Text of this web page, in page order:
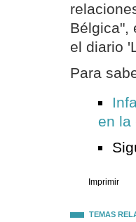
Bélgica",
el diario
Para
en la
Imprimir
TEMAS